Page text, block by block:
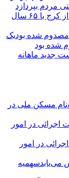
مردم بپردازد
یک نما از کرج با ۶۵ سال
یک
شده بود
جدید ماهانه
مسکن ملی در
در امور
سهمیه